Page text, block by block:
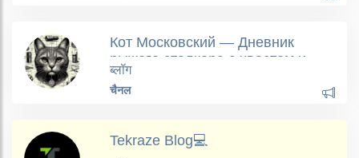
Кот Московский — Дневник
рыжего сталкера с хвостом и
философией.
ब्लॉग
चैनल
Tekraze Blog💻